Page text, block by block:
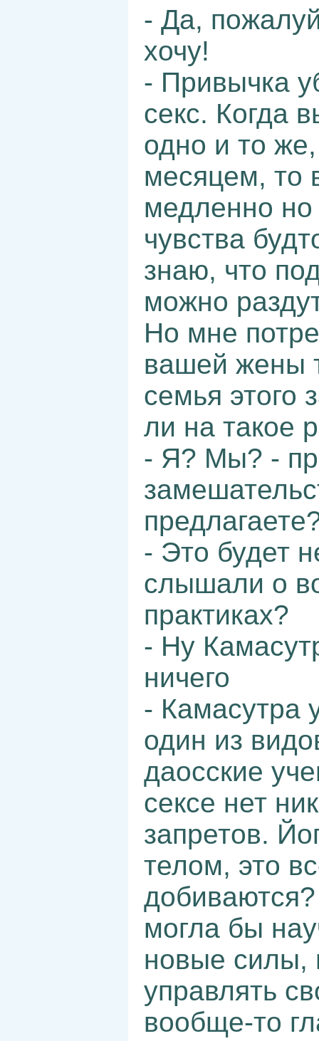
- Да,
хочу!
- Привычка
секс. Когда
одно и то
месяцем, то
медленно но
чувства
знаю, что
можно
Но мне
вашей жены
семья этого
ли на такое
- Я? Мы? -
- Это будет
слышали о
практиках?
- Ну
ничего
- Камасутра
один из
даосские
сексе нет
запретов.
телом, это
могла бы
новые силы,
управлять
вообще-то